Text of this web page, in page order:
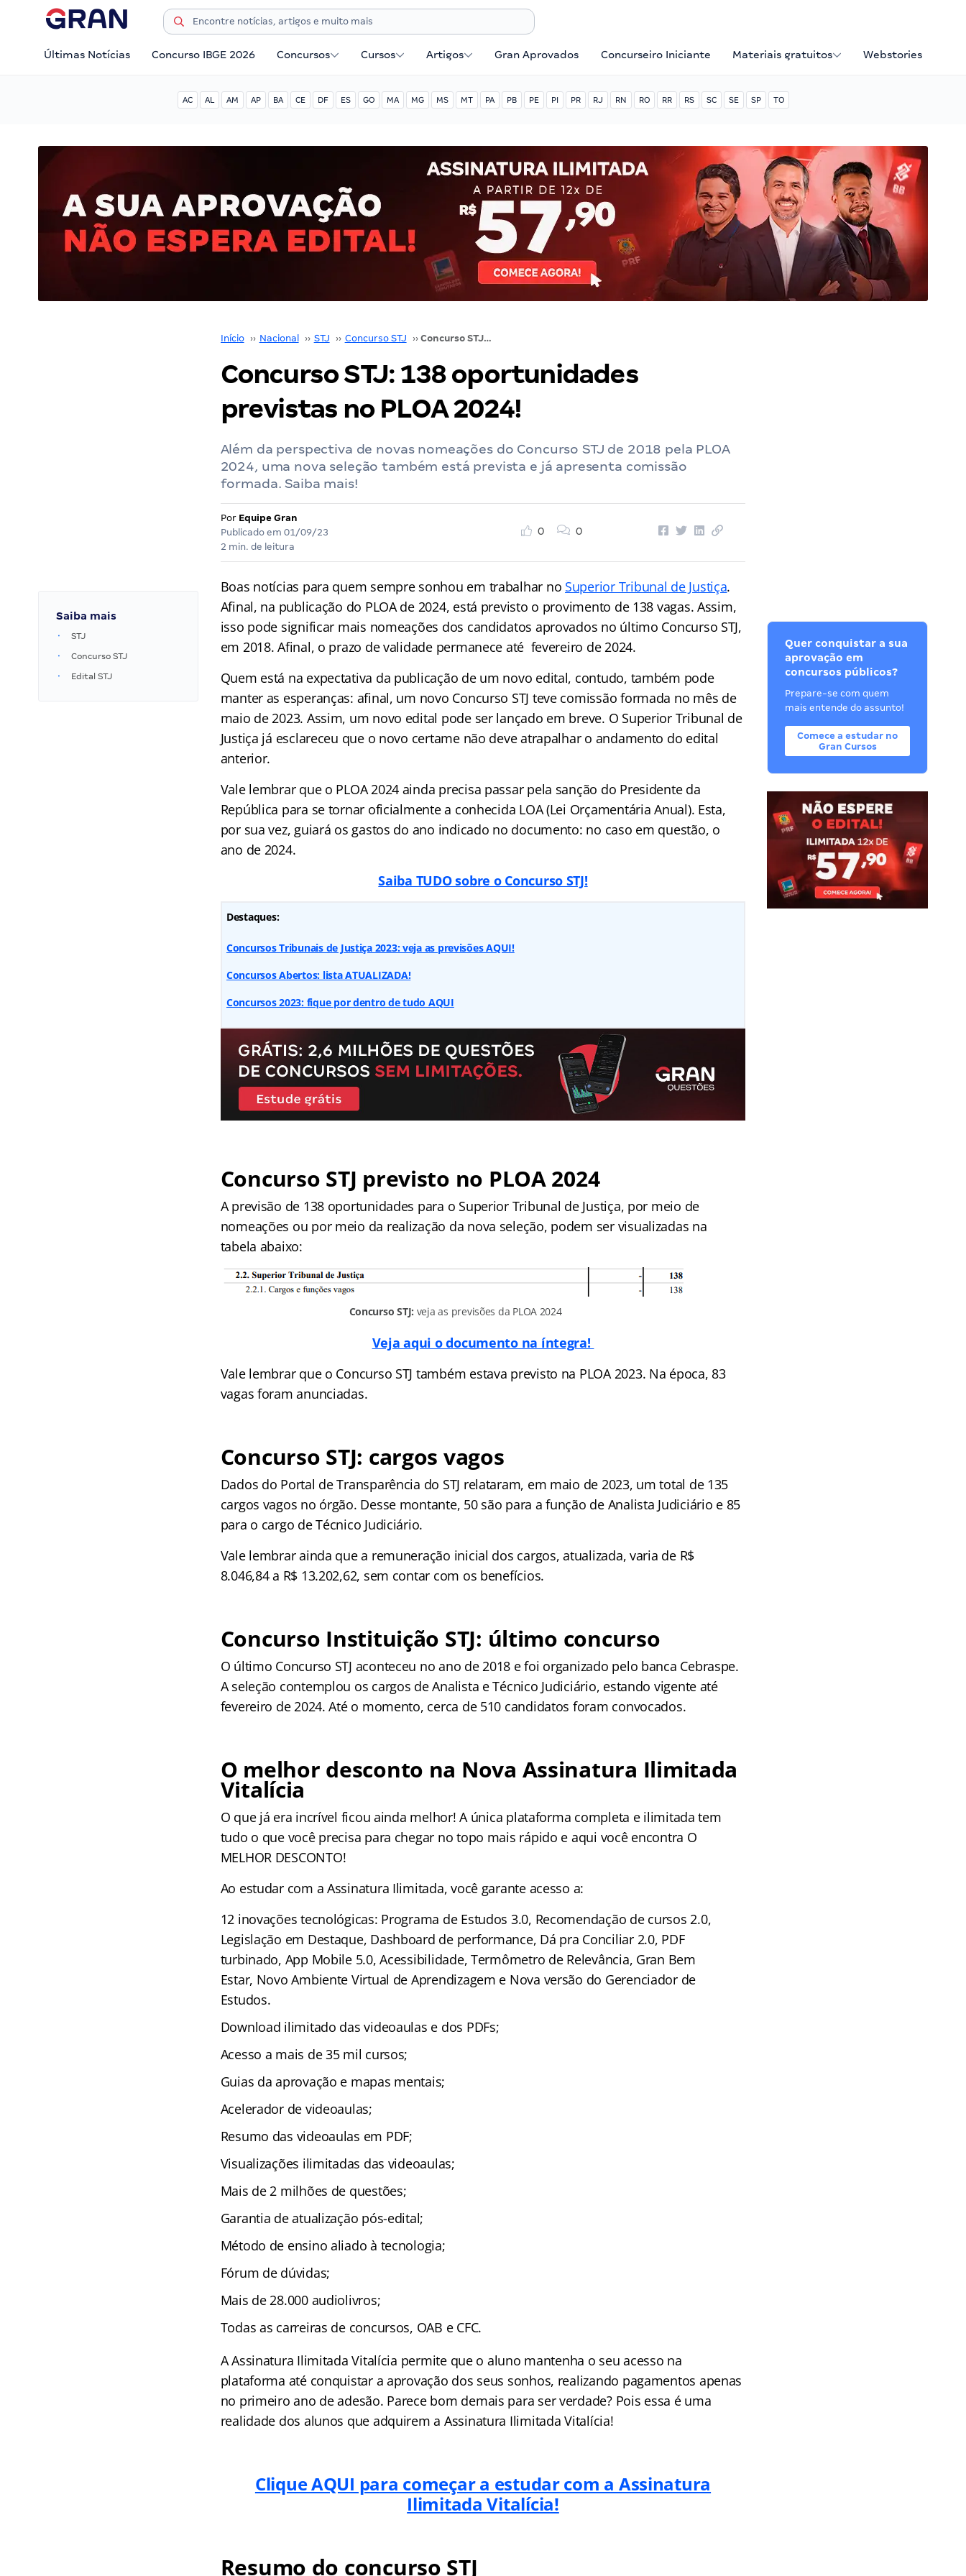
Últimas Notícias Concurso IBGE 2026 Concursos Cursos Artigos Gran Aprovados Concurseiro Iniciante Materiais gratuitos Webstories
AC AL AM AP BA CE DF ES GO MA MG MS MT PA PB PE PI PR RJ RN RO RR RS SC SE SP TO
Início ›› Nacional ›› STJ ›› Concurso STJ ›› Concurso STJ: 138 oportunidades previstas no PLOA 2024!
Concurso STJ: 138 oportunidades
previstas no PLOA 2024!
Além da perspectiva de novas nomeações do Concurso STJ de 2018 pela PLOA
2024, uma nova seleção também está prevista e já apresenta comissão
formada. Saiba mais!
Por Equipe Gran
Publicado em 01/09/23
2 min. de leitura
0 0
Saiba mais
STJ
Concurso STJ
Edital STJ
Boas notícias para quem sempre sonhou em trabalhar no Superior Tribunal de Justiça.
Afinal, na publicação do PLOA de 2024, está previsto o provimento de 138 vagas. Assim,
isso pode significar mais nomeações dos candidatos aprovados no último Concurso STJ,
em 2018. Afinal, o prazo de validade permanece até fevereiro de 2024.
Quem está na expectativa da publicação de um novo edital, contudo, também pode
manter as esperanças: afinal, um novo Concurso STJ teve comissão formada no mês de
maio de 2023. Assim, um novo edital pode ser lançado em breve. O Superior Tribunal de
Justiça já esclareceu que o novo certame não deve atrapalhar o andamento do edital
anterior.
Vale lembrar que o PLOA 2024 ainda precisa passar pela sanção do Presidente da
República para se tornar oficialmente a conhecida LOA (Lei Orçamentária Anual). Esta,
por sua vez, guiará os gastos do ano indicado no documento: no caso em questão, o
ano de 2024.
Saiba TUDO sobre o Concurso STJ!
Destaques:
Concursos Tribunais de Justiça 2023: veja as previsões AQUI!
Concursos Abertos: lista ATUALIZADA!
Concursos 2023: fique por dentro de tudo AQUI
Concurso STJ previsto no PLOA 2024
A previsão de 138 oportunidades para o Superior Tribunal de Justiça, por meio de
nomeações ou por meio da realização da nova seleção, podem ser visualizadas na
tabela abaixo:
Concurso STJ: veja as previsões da PLOA 2024
Veja aqui o documento na íntegra!
Vale lembrar que o Concurso STJ também estava previsto na PLOA 2023. Na época, 83
vagas foram anunciadas.
Concurso STJ: cargos vagos
Dados do Portal de Transparência do STJ relataram, em maio de 2023, um total de 135
cargos vagos no órgão. Desse montante, 50 são para a função de Analista Judiciário e 85
para o cargo de Técnico Judiciário.
Vale lembrar ainda que a remuneração inicial dos cargos, atualizada, varia de R$
8.046,84 a R$ 13.202,62, sem contar com os benefícios.
Concurso Instituição STJ: último concurso
O último Concurso STJ aconteceu no ano de 2018 e foi organizado pelo banca Cebraspe.
A seleção contemplou os cargos de Analista e Técnico Judiciário, estando vigente até
fevereiro de 2024. Até o momento, cerca de 510 candidatos foram convocados.
O melhor desconto na Nova Assinatura Ilimitada
Vitalícia
O que já era incrível ficou ainda melhor! A única plataforma completa e ilimitada tem
tudo o que você precisa para chegar no topo mais rápido e aqui você encontra O
MELHOR DESCONTO!
Ao estudar com a Assinatura Ilimitada, você garante acesso a:
12 inovações tecnológicas: Programa de Estudos 3.0, Recomendação de cursos 2.0,
Legislação em Destaque, Dashboard de performance, Dá pra Conciliar 2.0, PDF
turbinado, App Mobile 5.0, Acessibilidade, Termômetro de Relevância, Gran Bem
Estar, Novo Ambiente Virtual de Aprendizagem e Nova versão do Gerenciador de
Estudos.
Download ilimitado das videoaulas e dos PDFs;
Acesso a mais de 35 mil cursos;
Guias da aprovação e mapas mentais;
Acelerador de videoaulas;
Resumo das videoaulas em PDF;
Visualizações ilimitadas das videoaulas;
Mais de 2 milhões de questões;
Garantia de atualização pós-edital;
Método de ensino aliado à tecnologia;
Fórum de dúvidas;
Mais de 28.000 audiolivros;
Todas as carreiras de concursos, OAB e CFC.
A Assinatura Ilimitada Vitalícia permite que o aluno mantenha o seu acesso na
plataforma até conquistar a aprovação dos seus sonhos, realizando pagamentos apenas
no primeiro ano de adesão. Parece bom demais para ser verdade? Pois essa é uma
realidade dos alunos que adquirem a Assinatura Ilimitada Vitalícia!
Clique AQUI para começar a estudar com a Assinatura
Ilimitada Vitalícia!
Resumo do concurso STJ
Quer conquistar a sua
aprovação em
concursos públicos?
Prepare-se com quem
mais entende do assunto!
Comece a estudar no
Gran Cursos